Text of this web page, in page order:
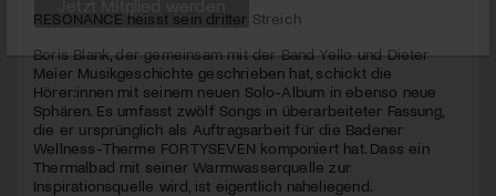
seconds
RESONANCE heisst sein dritter Streich
Boris Blank, der gemeinsam mit der Band Yello und Dieter
Meier Musikgeschichte geschrieben hat, schickt die
Hörer:innen mit seinem neuen Solo-Album in ebenso neue
Sphären. Es umfasst zwölf Songs in überarbeiteter Fassung,
die er ursprünglich als Auftragsarbeit für die Badener
Wellness-Therme FORTYSEVEN komponiert hat. Dass ein
Thermalbad mit seiner Warmwasserquelle zur
Inspirationsquelle wird, ist eigentlich naheliegend.
Jetzt Mitglied werden